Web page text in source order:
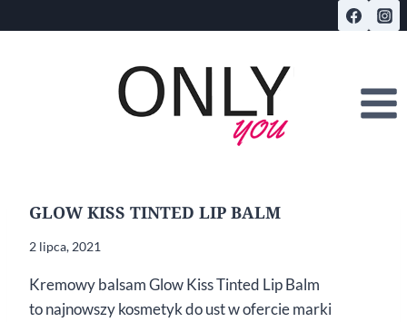
do
GLOW KISS TINTED LIP BALM
2 lipca, 2021
Kremowy balsam Glow Kiss Tinted Lip Balm
to najnowszy kosmetyk do ust w ofercie marki